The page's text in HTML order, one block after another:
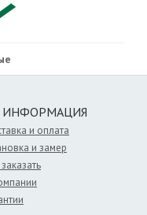
просто заказав
одностворчатые
1 год;
(для дверей со
ИНФОРМАЦИЯ
и оплата
и замер